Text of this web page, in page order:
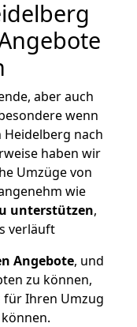
aber auch
wenn
nach
haben wir
Umzüge von
wie
unterstützen,
verläuft
Angebote, und
zu können,
Ihren Umzug